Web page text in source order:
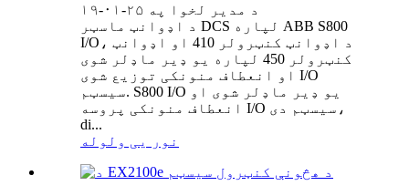
د مدیر لخوا په ۲۵-۰۱-۱۹
د اډوانټ ماسټر DCS لپاره ABB S800
I/O، د اډوانټ کنټرولر 410 او اډوانټ
کنټرولر 450 لپاره یو ډیر ماډلر شوی
او انعطاف منونکی توزیع شوی I/O
سیسټم. S800 I/O یو ډیر ماډلر شوی او
انعطاف منونکی پروسه I/O سیسټم دی،
di...
نور یی ولوله